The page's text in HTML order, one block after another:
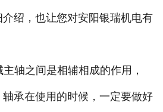
联系我们
绍，也让您对安阳银瑞机电有
之间是相辅相成的作用，
承在使用的时候，一定要做好